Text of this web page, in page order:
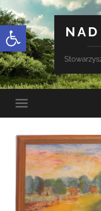
Otwórz
Toggle
mobile